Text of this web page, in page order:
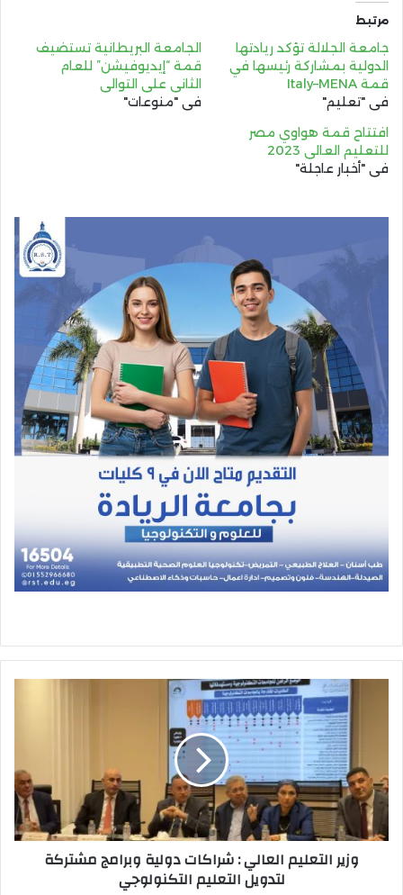
مرتبط
جامعة الجلالة تؤكد ريادتها
الدولية بمشاركة رئيسها في
قمة Italy–MENA
في "تعليم"
الجامعة البريطانية تستضيف
قمة “إيديوفيشن” للعام
الثاني على التوالي
في "منوعات"
افتتاح قمة هواوي مصر
للتعليم العالي 2023
في "أخبار عاجلة"
دولية
وبرامج
مشتركة
لتدويل
التعليموزير التعليم العالي : شراكات دولية وبرامج مشتركة
لتدويل التعليم التكنولوجي